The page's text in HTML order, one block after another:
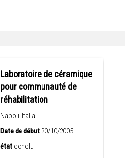
Laboratoire de céramique
pour communauté de
réhabilitation
Napoli ,Italia
Date de début 20/10/2005
état conclu